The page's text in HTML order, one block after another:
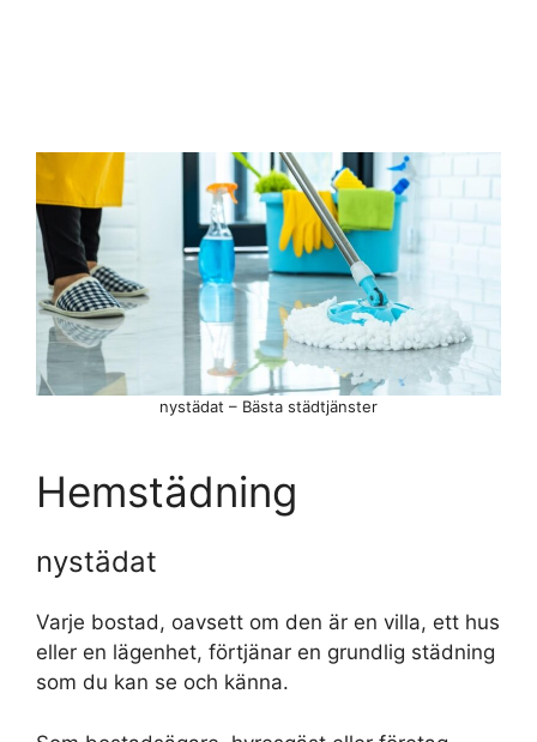
nystädat – Bästa städtjänster
Hemstädning
nystädat
Varje bostad, oavsett om den är en villa, ett hus
eller en lägenhet, förtjänar en grundlig städning
som du kan se och känna.